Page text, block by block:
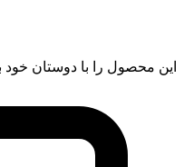
این محصول را با دوستان خود